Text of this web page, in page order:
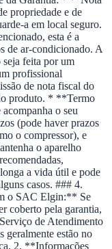
propriedade e de
a em local seguro.
esta é a
de ar-condicionado. A
seja feita por um
profissional
de nota fiscal do
produto. * **Termo
o seu
(pode haver prazos
o compressor), e
o aparelho
a vida útil e pode
casos. ### 4.
o SAC Elgin:** Se
coberto pela garantia,
de Atendimento
estão no
2. **Informações